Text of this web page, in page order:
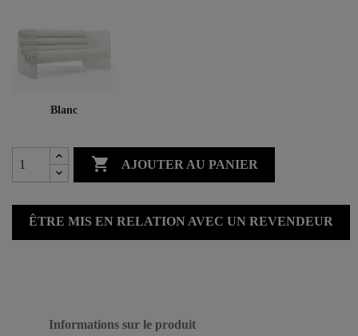
Blanc
 AJOUTER AU PANIER
ÊTRE MIS EN RELATION AVEC UN REVENDEUR
Informations sur le produit